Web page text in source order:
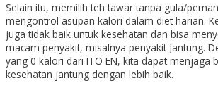
Selain itu, memilih teh tawar tanpa gula/
mengontrol asupan kalori dalam diet harian.
juga tidak baik untuk kesehatan dan bisa
macam penyakit, misalnya penyakit Jantung.
yang 0 kalori dari ITO EN, kita dapat menjaga
kesehatan jantung dengan lebih baik.